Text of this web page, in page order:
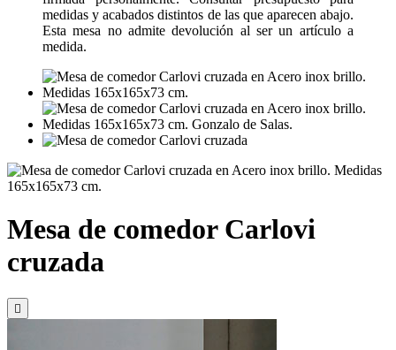
medidas y acabados distintos de las que aparecen abajo.
Esta mesa no admite devolución al ser un artículo a
medida.
Mesa de comedor Carlovi
cruzada
